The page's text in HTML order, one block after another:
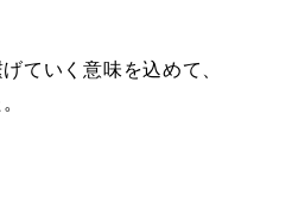
ていく意味を込めて、